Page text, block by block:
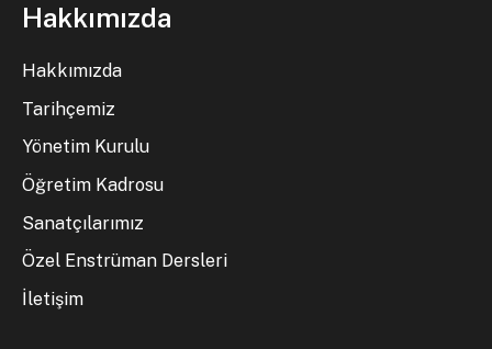
Hakkımızda
Hakkımızda
Tarihçemiz
Yönetim Kurulu
Öğretim Kadrosu
Sanatçılarımız
Özel Enstrüman Dersleri
İletişim